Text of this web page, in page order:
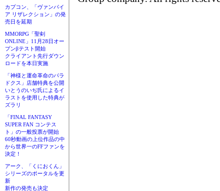
カプコン、「ヴァンパイ
ア リザレクション」の発
売日を延期
MMORPG「聖剣
ONLINE」11月28日オー
プンβテスト開始
クライアント先行ダウン
ロードを本日実施
「神様と運命革命のパラ
ドクス」店舗特典を公開
いとうのいぢ氏によるイ
ラストを使用した特典が
ズラリ
「FINAL FANTASY
SUPER FAN コンテス
ト」の一般投票が開始
60秒動画の上位作品の中
から世界一のFFファンを
決定！
アーク、「くにおくん」
シリーズのポータルを更
新
新作の発売も決定